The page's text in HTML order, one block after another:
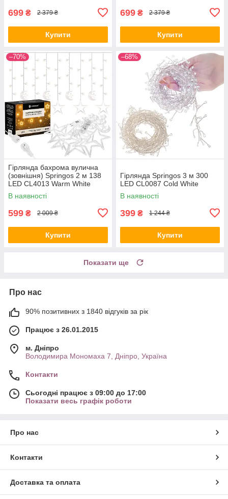
699 ₴ 2 379 ₴
Купити
699 ₴ 2 379 ₴
Купити
–70%
Гірлянда бахрома вулична
(зовнішня) Springos 2 м 138
LED CL4013 Warm White
В наявності
599 ₴ 2 009 ₴
Купити
–68%
Гірлянда Springos 3 м 300
LED CL0087 Cold White
В наявності
399 ₴ 1 244 ₴
Купити
Показати ще
Про нас
90% позитивних з 1840 відгуків за рік
Працює з 26.01.2015
м. Дніпро
Володимира Мономаха 7, Дніпро, Україна
Контакти
Сьогодні працює з 09:00 до 17:00
Показати весь графік роботи
Про нас
Контакти
Доставка та оплата